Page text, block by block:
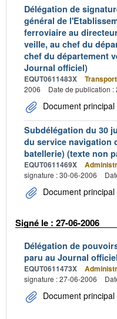
Délégation de
général de
ferroviaire au
veille, au chef du
chef du département
Journal officiel)
EQUT0611483X
2006
Date de publication :
Document principal
Subdélégation du 30
du service navigation
batellerie) (texte non
EQUT0611469X
signature : 30-06-2006
Document principal
Signé le : 27-06-2006
Délégation de
paru au Journal
EQUT0611473X
signature : 27-06-2006
Document principal